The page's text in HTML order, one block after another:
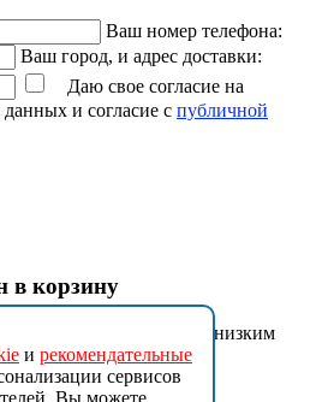
Ваш номер телефона:
Ваш город, и адрес доставки:
Даю свое согласие на
и согласие с публичной
в корзину
и рекомендательные
сервисов
Вы можете